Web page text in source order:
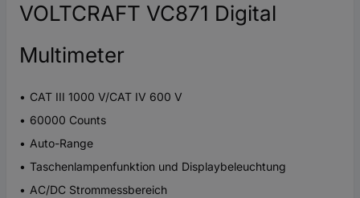
VOLTCRAFT VC871 Digital
Multimeter
CAT III 1000 V/CAT IV 600 V
60000 Counts
Auto-Range
Taschenlampenfunktion und Displaybeleuchtung
AC/DC Strommessbereich